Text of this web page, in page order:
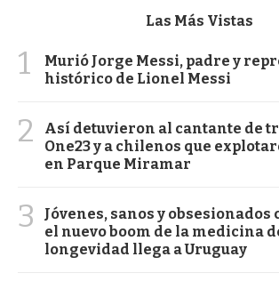
Las Más Vistas
1
Murió Jorge Messi, padre y
histórico de Lionel Messi
2
Así detuvieron al cantante de
One23 y a chilenos que
en Parque Miramar
3
Jóvenes, sanos y obsesionados
el nuevo boom de la medicina
longevidad llega a Uruguay